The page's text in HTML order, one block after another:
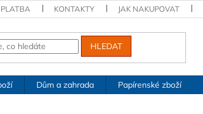
KONTAKTY JAK NAKUPOVAT
HLEDAT
Dům a zahrada
Papírenské zboží